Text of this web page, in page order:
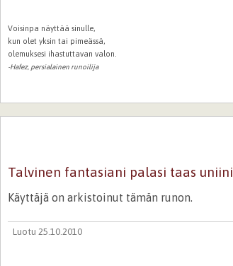
Voisinpa näyttää sinulle,
kun olet yksin tai pimeässä,
olemuksesi ihastuttavan valon.
-Hafez, persialainen runoilija
Talvinen fantasiani palasi taas uniini
Käyttäjä on arkistoinut tämän runon.
Luotu 25.10.2010